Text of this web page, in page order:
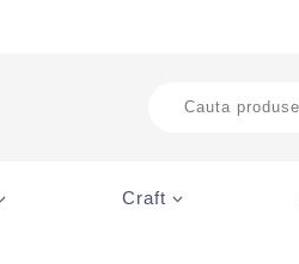
search
Craft